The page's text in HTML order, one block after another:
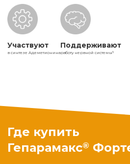
Участвуют
в синтезе Адеметионина
Поддерживают
работу нервной системы5
Где купить
Гепарамакс®